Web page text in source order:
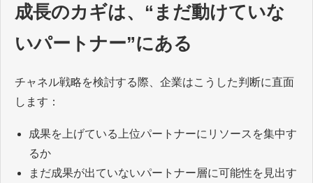
成長のカギは、“まだ動けていな
いパートナー”にある
チャネル戦略を検討する際、企業はこうした判断に直面
します：
成果を上げている上位パートナーにリソースを集中す
るか
まだ成果が出ていないパートナー層に可能性を見出す